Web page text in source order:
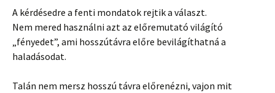
A kérdésedre a fenti mondatok rejtik a választ.
Nem mered használni azt az előremutató világító
„fényedet”, ami hosszútávra előre bevilágíthatná a
haladásodat.
Talán nem mersz hosszú távra előrenézni, vajon mit